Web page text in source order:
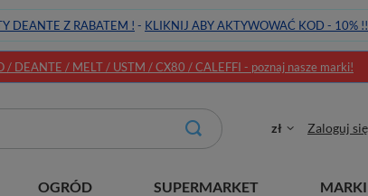
DEANTE Z RABATEM ! - KLIKNIJ ABY AKTYWOWAĆ KOD - 10%
/ DEANTE / MELT / USTM / CX80 / CALEFFI - poznaj nasze marki!
zł Zaloguj się
OGRÓD SUPERMARKET MARKI